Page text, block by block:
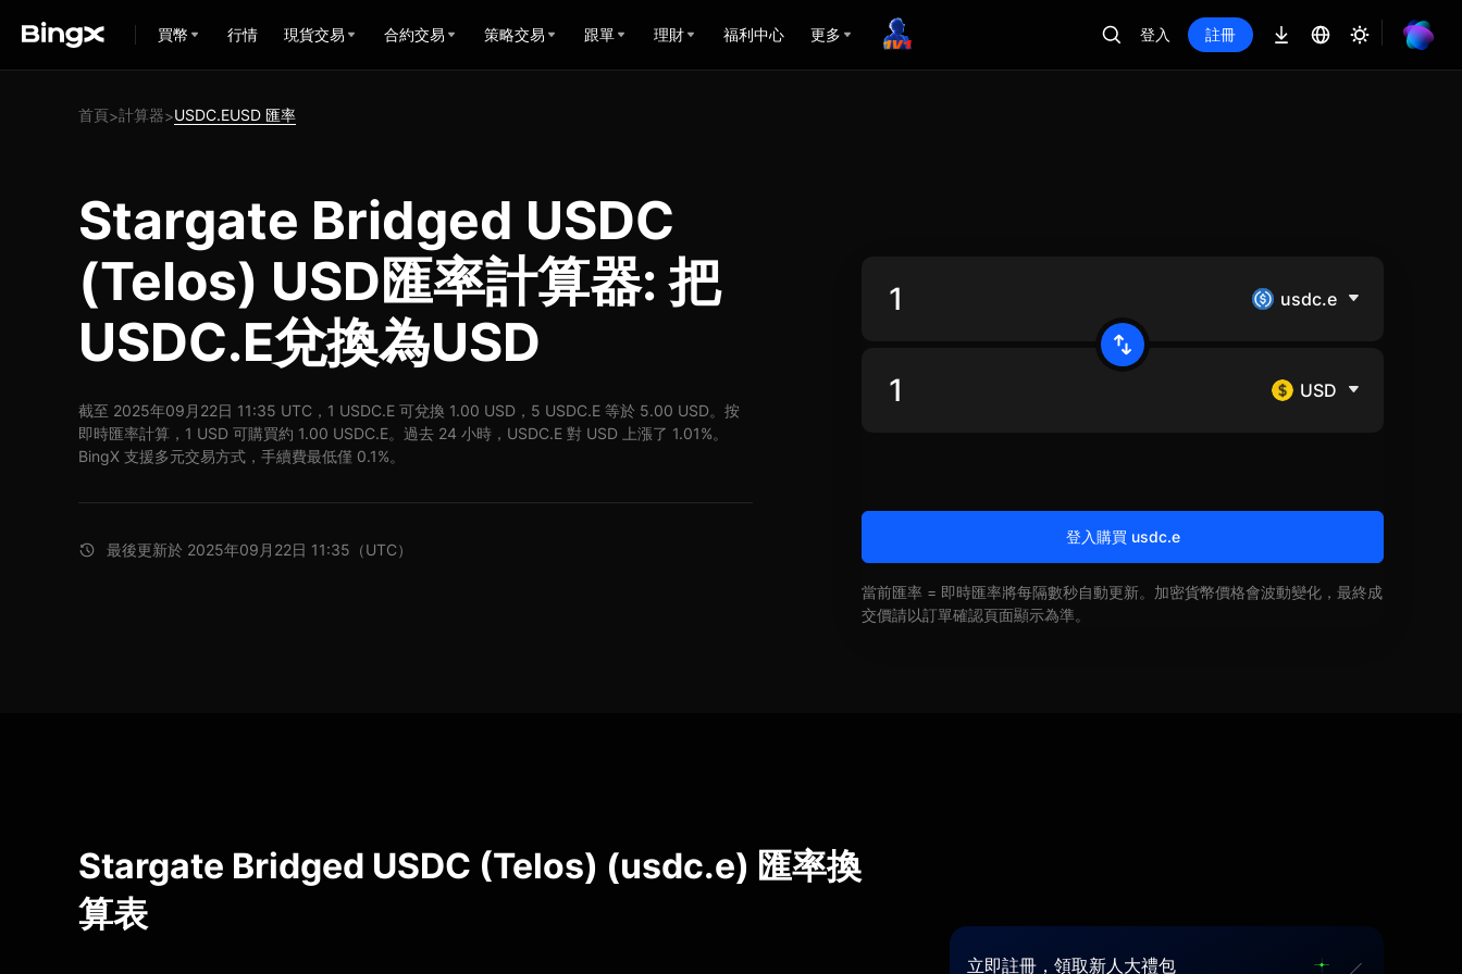
買幣 行情 現貨交易 合約交易 策略交易 跟單 理財 福利中心 更多 登入 註冊
首頁>計算器>USDC.EUSD 匯率
Stargate Bridged USDC
(Telos) USD匯率計算器: 把
USDC.E兌換為USD
截至 2025年09月22日 11:35 UTC，1 USDC.E 可兌換 1.00 USD，5 USDC.E 等於 5.00 USD。按
即時匯率計算，1 USD 可購買約 1.00 USDC.E。過去 24 小時，USDC.E 對 USD 上漲了 1.01%。
BingX 支援多元交易方式，手續費最低僅 0.1%。
最後更新於 2025年09月22日 11:35（UTC）
usdc.e
USD
登入購買 usdc.e
當前匯率 = 即時匯率將每隔數秒自動更新。加密貨幣價格會波動變化，最終成
交價請以訂單確認頁面顯示為準。
Stargate Bridged USDC (Telos) (usdc.e) 匯率換
算表
立即註冊，領取新人大禮包